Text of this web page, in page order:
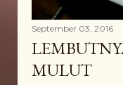
September 03, 2016
MULUT